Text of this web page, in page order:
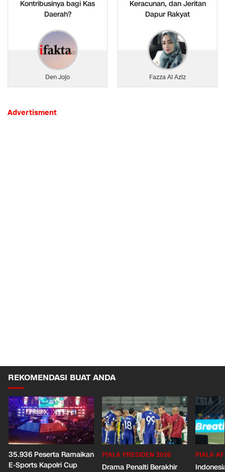
Kontribusinya bagi Kas
Daerah?
Den Jojo
Keracunan, dan Jeritan
Dapur Rakyat
Fazza Al Aziz
Advertisment
REKOMENDASI BUAT ANDA
35.936 Peserta Ramaikan
E-Sports Kapolri Cup
PIALA PRESIDEN 2026
Drama Penalti Berakhir
PIALA